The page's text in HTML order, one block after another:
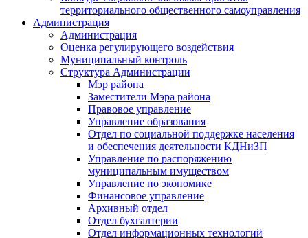
территориального общественного самоуправления
Администрация
Администрация
Оценка регулирующего воздействия
Муниципальный контроль
Структура Администрации
Мэр района
Заместители Мэра района
Правовое управление
Управление образования
Отдел по социальной поддержке населения
и обеспечения деятельности КДНиЗП
Управление по распоряжению
муниципальным имуществом
Управление по экономике
Финансовое управление
Архивный отдел
Отдел бухгалтерии
Отдел информационных технологий